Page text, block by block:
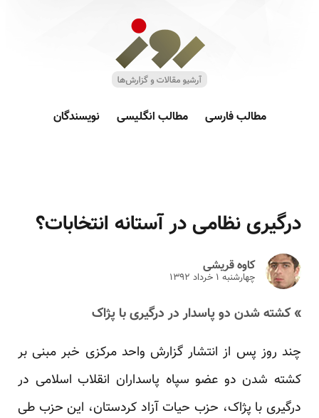
مطالب فارسی مطالب انگلیسی نویسندگان
درگیری نظامی در آستانه انتخابات؟
کاوه قریشی
چهارشنبه ۱ خرداد ۱۳۹۲
» کشته شدن دو پاسدار در درگیری با پژاک
چند روز پس از انتشار گزارش واحد مرکزی خبر مبنی بر
کشته شدن دو عضو سپاه پاسداران انقلاب اسلامی در
درگیری با پژاک، حزب حیات آزاد کردستان، این حزب طی